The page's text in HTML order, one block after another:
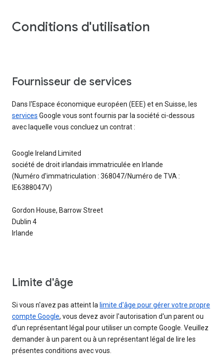
Conditions d'utilisation
Fournisseur de services
Dans l'Espace économique européen (EEE) et en Suisse, les
services Google vous sont fournis par la société ci-dessous
avec laquelle vous concluez un contrat :
Google Ireland Limited
société de droit irlandais immatriculée en Irlande
(Numéro d'immatriculation : 368047/Numéro de TVA :
IE6388047V)
Gordon House, Barrow Street
Dublin 4
Irlande
Limite d'âge
Si vous n'avez pas atteint la limite d'âge pour gérer votre propre
compte Google, vous devez avoir l'autorisation d'un parent ou
d'un représentant légal pour utiliser un compte Google. Veuillez
demander à un parent ou à un représentant légal de lire les
présentes conditions avec vous.